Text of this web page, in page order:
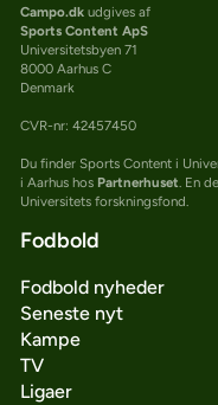
Campo.dkudgives af
Sports Content ApS
Universitetsbyen 71
8000 Aarhus C
Denmark
CVR-nr: 42457450
Du finder Sports Content i
i Aarhus hos Partnerhuset. En
Universitets forskningsfond.
Fodbold
Fodbold nyheder
Seneste nyt
Kampe
TV
Ligaer